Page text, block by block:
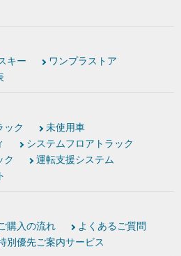
キー
ワンプラストア
ック
未使用車
システムフロアトラック
ク
運転支援システム
購入の流れ
よくあるご質問
別優先ご案内サービス